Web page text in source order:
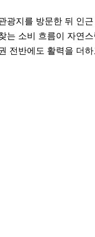
광지를 방문한 뒤 인
는 소비 흐름이 자연
전반에도 활력을 더